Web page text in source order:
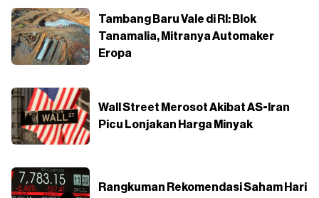
Tambang Baru Vale di RI: Blok
Tanamalia, Mitranya Automaker
Eropa
Wall Street Merosot Akibat AS-Iran
Picu Lonjakan Harga Minyak
Rangkuman Rekomendasi Saham Hari